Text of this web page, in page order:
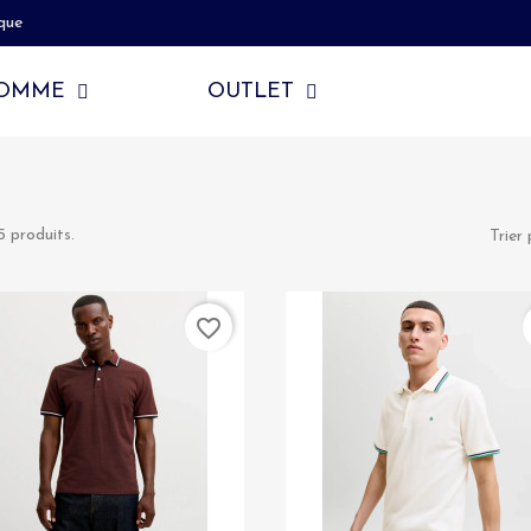
OUTLET
produits. Trier
favorite_border